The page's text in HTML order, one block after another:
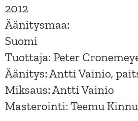
2012
Äänitysmaa:
Suomi
Tuottaja: Peter
Äänitys: Antti Vainio,
Miksaus: Antti Vainio
Masterointi: Teemu